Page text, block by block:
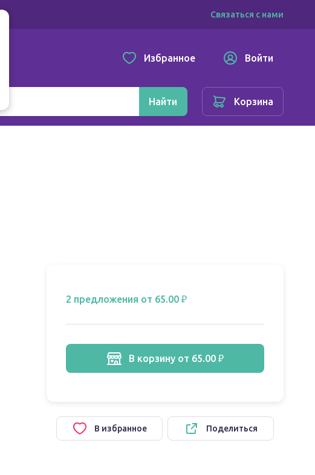
Связаться с нами
Избранное Войти
Найти Корзина
2 предложения от 65.00 ₽
в корзину от 65.00 ₽
В избранное Поделиться